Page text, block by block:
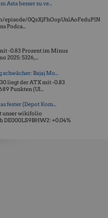
Asta besser zu ve...
episode/0QzXjFhOopUnlAoFeduPIN
Podca...
-0.83 Prozent im Minus
2025: 5326, ...
Bajaj Mo...
liegt der ATX mit -0.83
Punkten (Ul...
fester (Depot Kom...
unser wikifolio
DE000LS9BHW2: +0.04%